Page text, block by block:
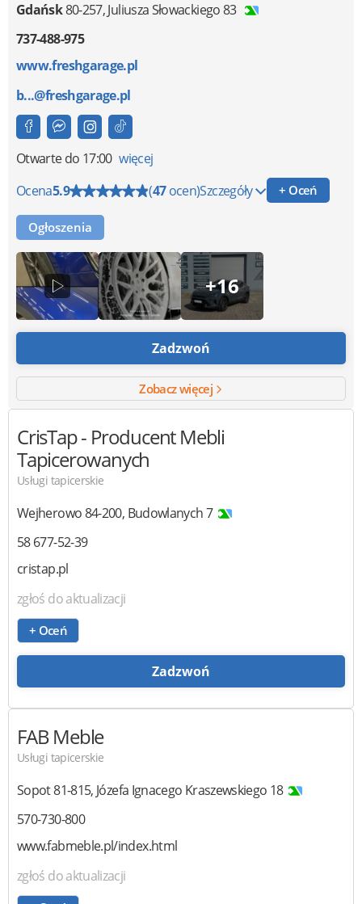
Gdańsk80-257,Juliusza Słowackiego 83
737-488-975
www.freshgarage.pl
b...@freshgarage.pl
Otwartedo 17:00 więcej
Ocena5.9 (47ocen)Szczegóły + Oceń
Ogłoszenia
+16
Zadzwoń
Zobacz więcej
CrisTap- Producent Mebli
Tapicerowanych
Usługi tapicerskie
Wejherowo84-200, Budowlanych 7
58 677-52-39
cristap.pl
zgłoś do aktualizacji
+ Oceń
Zadzwoń
FAB Meble
Usługi tapicerskie
Sopot81-815, Józefa Ignacego Kraszewskiego 18
570-730-800
www.fabmeble.pl/index.html
zgłoś do aktualizacji